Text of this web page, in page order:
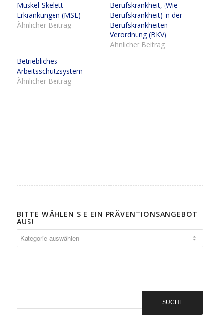
Muskel-Skelett-
Erkrankungen (MSE)
Ähnlicher Beitrag
Berufskrankheit, (Wie-
Berufskrankheit) in der
Berufskrankheiten-
Verordnung (BKV)
Ähnlicher Beitrag
Betriebliches
Arbeitsschutzsystem
Ähnlicher Beitrag
BITTE WÄHLEN SIE EIN PRÄVENTIONSANGEBOT
AUS!
wählen